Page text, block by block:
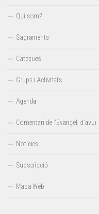
Qui som?
Sagraments
Catequesi
Grups i Activitats
Agenda
Comentari de l’Evangeli d’avui
Notícies
Subscripció
Mapa Web